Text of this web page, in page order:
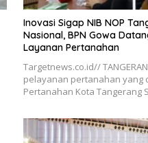
Inovasi Sigap NIB NOP
Nasional, BPN Gowa
Layanan Pertanahan
Targetnews.co.id//
pelayanan pertanahan yang
Pertanahan Kota Tangerang